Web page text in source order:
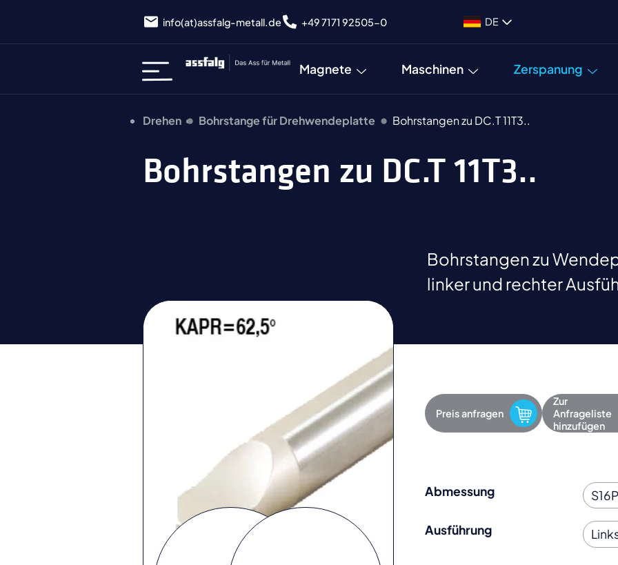
info(at)assfalg-metall.de +49 7171 92505-0 DE
Magnete Maschinen Zerspanung
Drehen Bohrstange für Drehwendeplatte Bohrstangen zu DC.T 11T3..
Bohrstangen zu DC.T 11T3..
Bohrstangen zu
linker und rechter
Preis anfragen
Zur
Anfrageliste
hinzufügen
Abmessung
Ausführung